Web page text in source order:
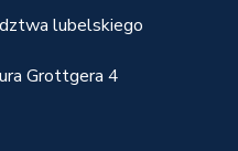
lubelskiego
Grottgera 4